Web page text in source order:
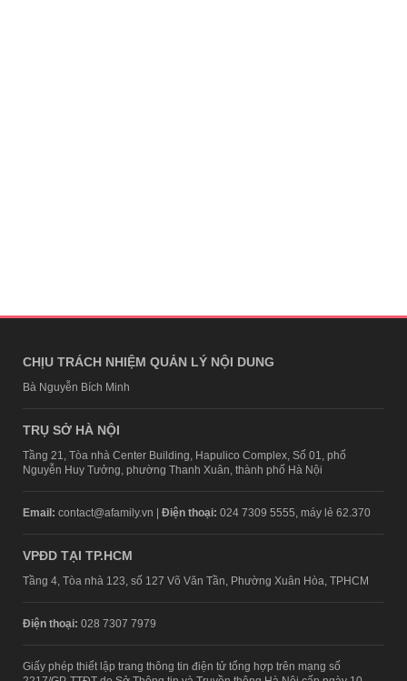
CHỊU TRÁCH NHIỆM QUẢN LÝ NỘI DUNG
Bà Nguyễn Bích Minh
TRỤ SỞ HÀ NỘI
Tầng 21, Tòa nhà Center Building, Hapulico Complex, Số 01, phố
Nguyễn Huy Tưởng, phường Thanh Xuân, thành phố Hà Nội
Email: contact@afamily.vn | Điện thoại: 024 7309 5555, máy lẻ 62.370
VPĐD TẠI TP.HCM
Tầng 4, Tòa nhà 123, số 127 Võ Văn Tần, Phường Xuân Hòa, TPHCM
Điện thoại: 028 7307 7979
Giấy phép thiết lập trang thông tin điện tử tổng hợp trên mạng số